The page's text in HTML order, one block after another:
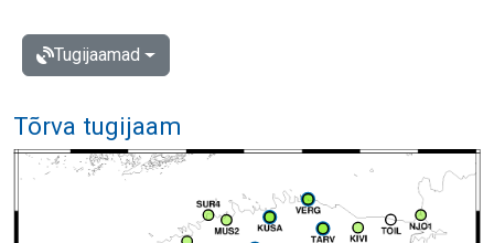
Tugijaamad
Tõrva tugijaam